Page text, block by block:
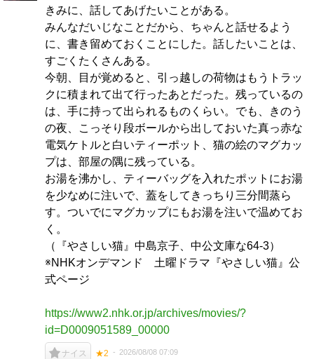
きみに、話してあげたいことがある。
みんなだいじなことだから、ちゃんと話せるよう
に、書き留めておくことにした。話したいことは、
すごくたくさんある。
今朝、目が覚めると、引っ越しの荷物はもうトラッ
クに積まれて出て行ったあとだった。残っているの
は、手に持って出られるものくらい。でも、きのう
の夜、こっそり段ボールから出しておいた真っ赤な
電気ケトルと白いティーポット、猫の絵のマグカッ
プは、部屋の隅に残っている。
お湯を沸かし、ティーバッグを入れたポットにお湯
を少なめに注いで、蓋をしてきっちり三分間蒸ら
す。ついでにマグカップにもお湯を注いで温めてお
く。
（『やさしい猫』中島京子、中公文庫な64-3）
※NHKオンデマンド 土曜ドラマ『やさしい猫』公
式ページ
https://www2.nhk.or.jp/archives/movies/?
id=D0009051589_00000
ナイス ★2 2026/08/08 07:09